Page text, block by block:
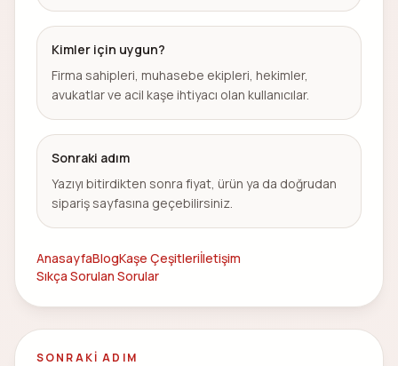
Kimler için uygun?
Firma sahipleri, muhasebe ekipleri, hekimler,
avukatlar ve acil kaşe ihtiyacı olan kullanıcılar.
Sonraki adım
Yazıyı bitirdikten sonra fiyat, ürün ya da doğrudan
sipariş sayfasına geçebilirsiniz.
AnasayfaBlogKaşe Çeşitleriİletişim
Sıkça Sorulan Sorular
SONRAKI ADIM